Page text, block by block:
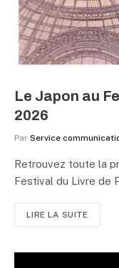
Le Japon au
2026
Par Service
Retrouvez toute la
Festival du Livre de
LIRE LA SUITE